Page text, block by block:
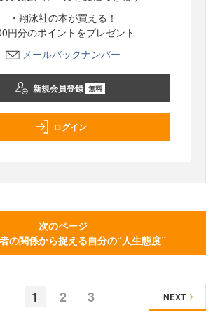
・翔泳社の本が買える！
円分のポイントをプレゼント
メールバックナンバー
新規会員登録 無料
ログイン
次のページ
の関係から捉える自分の“人生態度”
1 2 3 NEXT